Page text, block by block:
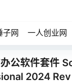
子网 一人创业网
公软件套件
2024 Rev